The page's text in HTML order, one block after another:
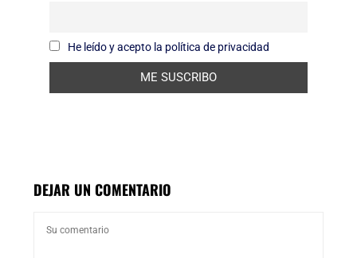
He leído y acepto la política de privacidad
DEJAR UN COMENTARIO